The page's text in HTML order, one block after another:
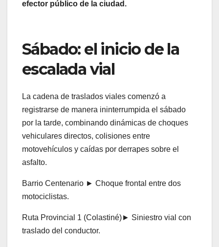
efector público de la ciudad.
Sábado: el inicio de la
escalada vial
La cadena de traslados viales comenzó a
registrarse de manera ininterrumpida el sábado
por la tarde, combinando dinámicas de choques
vehiculares directos, colisiones entre
motovehículos y caídas por derrapes sobre el
asfalto.
Barrio Centenario ► Choque frontal entre dos
motociclistas.
Ruta Provincial 1 (Colastiné)► Siniestro vial con
traslado del conductor.